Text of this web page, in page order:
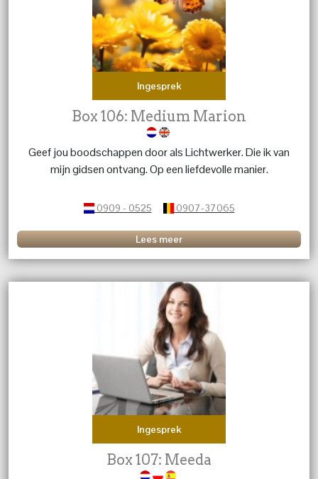
Ingesprek
Box 106: Medium Marion
Geef jou boodschappen door als Lichtwerker. Die ik van
mijn gidsen ontvang. Op een liefdevolle manier.
0909 - 0525 0907-37065
Lees meer
Ingesprek
Box 107: Meeda